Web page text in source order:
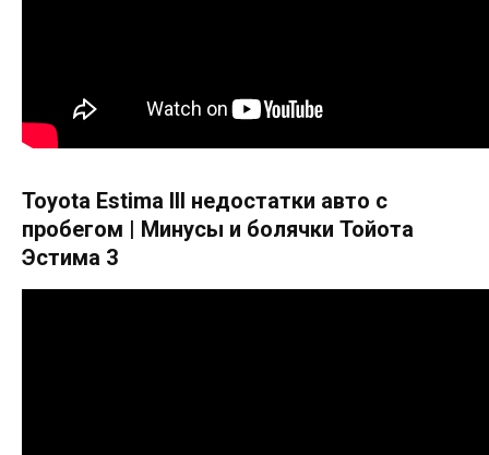
Toyota Estima III недостатки авто с
пробегом | Минусы и болячки Тойота
Эстима 3